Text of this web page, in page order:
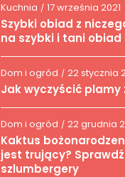
Kuchnia / 17 września 2021
Szybki obiad z
na szybki i tani obiad
Dom i ogród / 22 stycznia
Jak wyczyścić plamy
Dom i ogród / 22 grudnia
Kaktus
jest trujący?
szlumbergery